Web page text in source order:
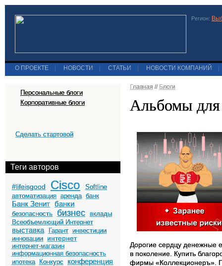
Регион:
О ПРОЕКТЕ НОВОСТИ СТАТЬИ НОВОСТИ КОМПАНИЙ
Персональные блоги
Корпоративные блоги
Сделать стартовой
Теги авторов
#lifeisgood Cisco
Softline
автоматизация аренда банк
Банк Зенит банки
безопасность бизнес
вклады
Всеобъемлющий Интернет
выставка Гарант инвестиции
инновации
интернет
интернет-магазин
информационная безопасность
ипотека
Конкурс конференция
Главная // Блоги
Альбомы
Дорогие сердцу денежные
в поколение. Купить
фирмы «Коллекционеръ».